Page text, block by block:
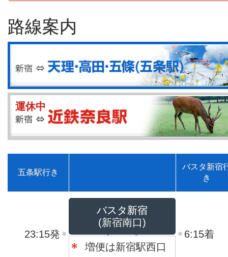
路線案内
運休中
五条駅行き
バスタ新宿
き
23:15発
バスタ新宿
(新宿南口)
増便は新宿駅西口
6:15着